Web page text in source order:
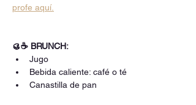
profe aquí.
🥮☕ BRUNCH:
Jugo
Bebida caliente: café o té
Canastilla de pan